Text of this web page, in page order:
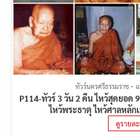
ทัวร์นครศรีธรรมราช
P114-ทัวร์ 3 วัน 2 คืน ไหว้สุดยอด
ไหว้พระธาตุ ไหว้ศาลหลัก
ดูรายล